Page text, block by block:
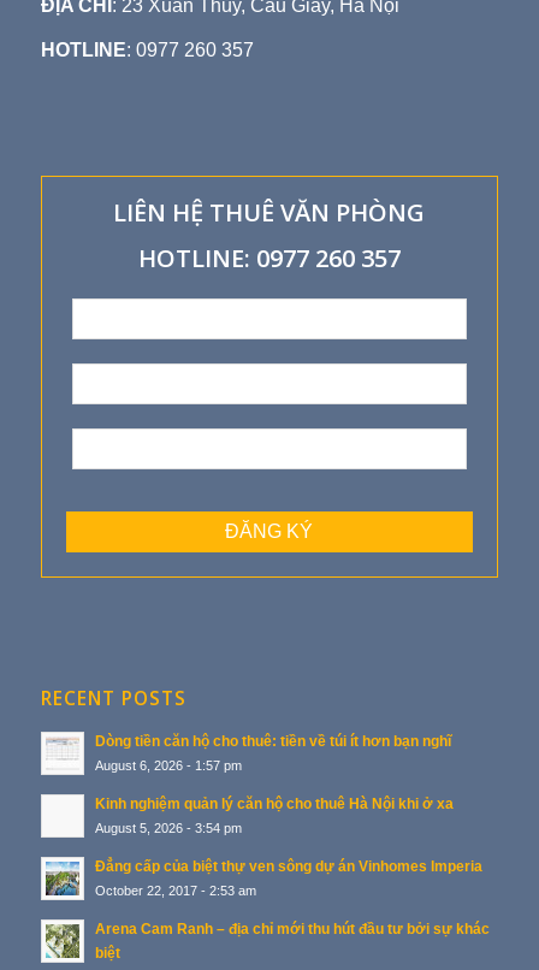
ĐỊA CHỈ : 23 Xuân Thủy, Cầu Giấy, Hà Nội
HOTLINE: 0977 260 357
LIÊN HỆ THUÊ VĂN PHÒNG
HOTLINE: 0977 260 357
RECENT POSTS
Dòng tiền căn hộ cho thuê: tiền về túi ít hơn bạn nghĩ
August 6, 2026 - 1:57 pm
Kinh nghiệm quản lý căn hộ cho thuê Hà Nội khi ở xa
August 5, 2026 - 3:54 pm
Đẳng cấp của biệt thự ven sông dự án Vinhomes Imperia
October 22, 2017 - 2:53 am
Arena Cam Ranh – địa chỉ mới thu hút đầu tư bởi sự khác
biệt